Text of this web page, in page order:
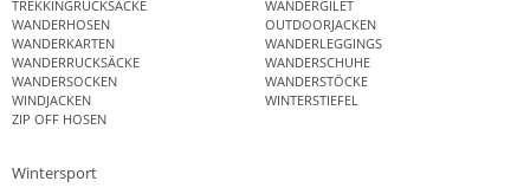
TREKKINGRUCKSÄCKE
WANDERGILET
WANDERHOSEN
OUTDOORJACKEN
WANDERKARTEN
WANDERLEGGINGS
WANDERRUCKSÄCKE
WANDERSCHUHE
WANDERSOCKEN
WANDERSTÖCKE
WINDJACKEN
WINTERSTIEFEL
ZIP OFF HOSEN
Wintersport